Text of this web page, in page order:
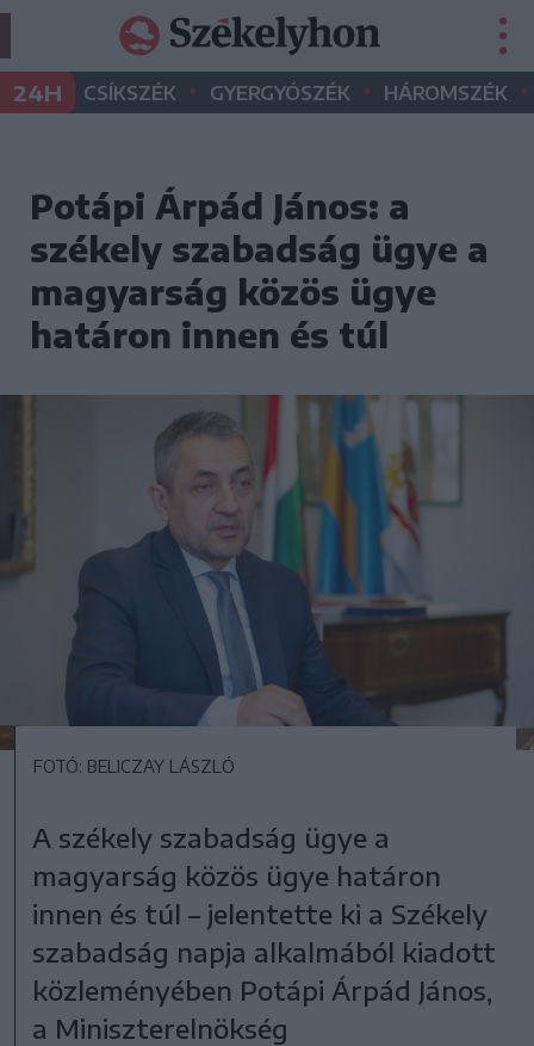
24H CSÍKSZÉK • GYERGYÓSZÉK • HÁROMSZÉK •
Potápi Árpád János: a
székely szabadság ügye a
magyarság közös ügye
határon innen és túl
FOTÓ: BELICZAY LÁSZLÓ
A székely szabadság ügye a
magyarság közös ügye határon
innen és túl – jelentette ki a Székely
szabadság napja alkalmából kiadott
közleményében Potápi Árpád János,
a Miniszterelnökség